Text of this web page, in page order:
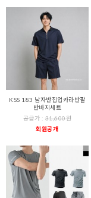
KSS 183 남자반집업카라반팔
반바지세트
공급가 :31,600원
회원공개